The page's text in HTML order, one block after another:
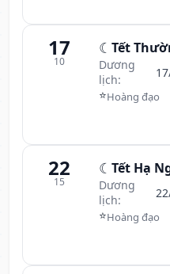
17
10
☾ Tết
Dương
lịch:
⭐Hoàng đạo
22
15
☾ Tết Hạ
Dương
lịch:
⭐Hoàng đạo